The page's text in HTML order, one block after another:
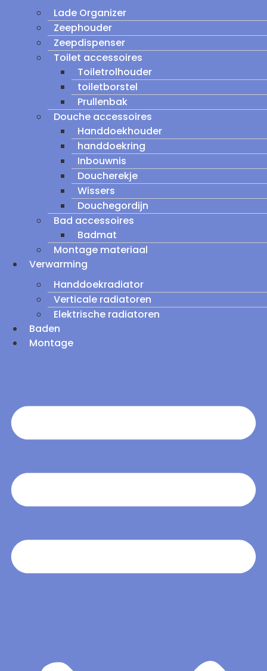
Lade Organizer
Zeephouder
Zeepdispenser
Toilet accessoires
Toiletrolhouder
toiletborstel
Prullenbak
Douche accessoires
Handdoekhouder
handdoekring
Inbouwnis
Doucherekje
Wissers
Douchegordijn
Bad accessoires
Badmat
Montage materiaal
Verwarming
Handdoekradiator
Verticale radiatoren
Elektrische radiatoren
Baden
Montage